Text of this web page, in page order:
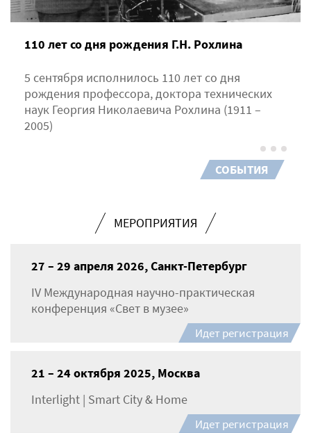
110 лет со дня рождения Г.Н. Рохлина
5 сентября исполнилось 110 лет со дня
рождения профессора, доктора технических
наук Георгия Николаевича Рохлина (1911 –
2005)
СОБЫТИЯ
МЕРОПРИЯТИЯ
27 – 29 апреля 2026, Санкт-Петербург
IV Международная научно-практическая
конференция «Свет в музее»
Идет регистрация
21 – 24 октября 2025, Москва
Interlight | Smart City & Home
Идет регистрация